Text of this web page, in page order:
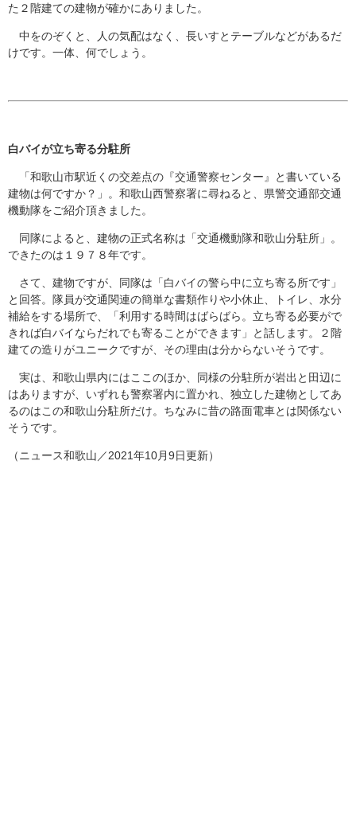
た２階建ての建物が確かにありました。
中をのぞくと、人の気配はなく、長いすとテーブルなどがあるだ
けです。一体、何でしょう。
白バイが立ち寄る分駐所
「和歌山市駅近くの交差点の『交通警察センター』と書いている
建物は何ですか？」。和歌山西警察署に尋ねると、県警交通部交通
機動隊をご紹介頂きました。
同隊によると、建物の正式名称は「交通機動隊和歌山分駐所」。
できたのは１９７８年です。
さて、建物ですが、同隊は「白バイの警ら中に立ち寄る所です」
と回答。隊員が交通関連の簡単な書類作りや小休止、トイレ、水分
補給をする場所で、「利用する時間はばらばら。立ち寄る必要がで
きれば白バイならだれでも寄ることができます」と話します。２階
建ての造りがユニークですが、その理由は分からないそうです。
実は、和歌山県内にはここのほか、同様の分駐所が岩出と田辺に
はありますが、いずれも警察署内に置かれ、独立した建物としてあ
るのはこの和歌山分駐所だけ。ちなみに昔の路面電車とは関係ない
そうです。
（ニュース和歌山／2021年10月9日更新）